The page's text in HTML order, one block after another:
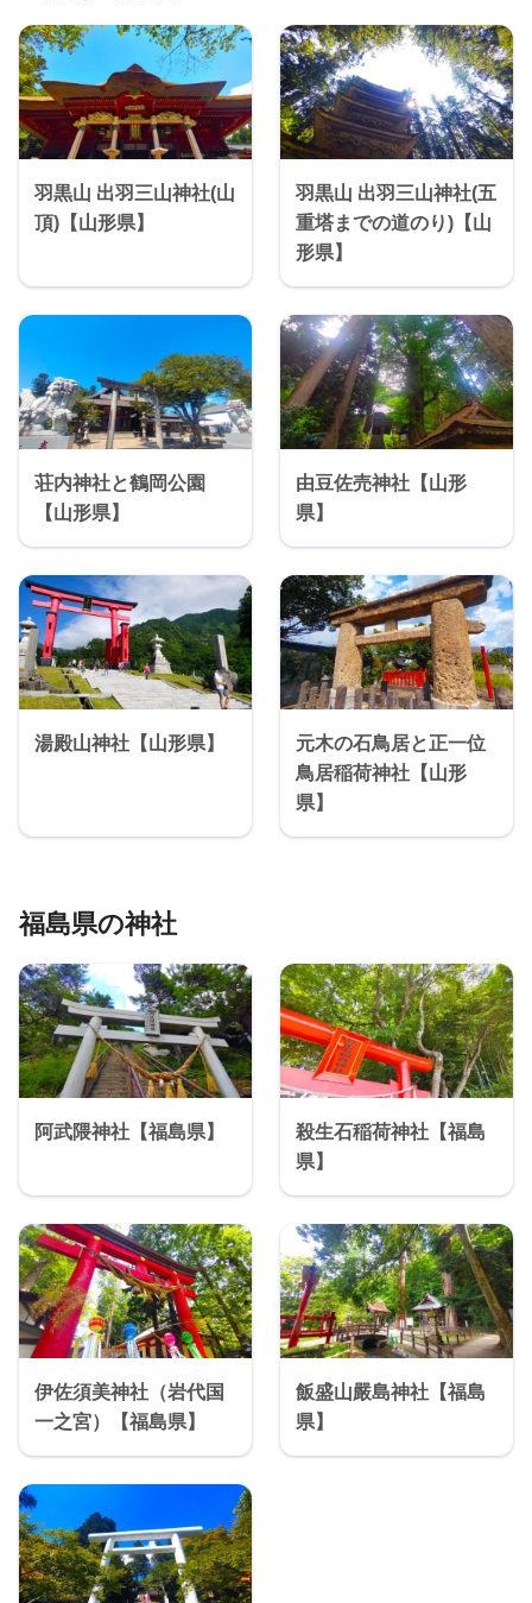
羽黒山 出羽三山神社(山
頂)【山形県】
羽黒山 出羽三山神社(五
重塔までの道のり)【山
形県】
荘内神社と鶴岡公園
【山形県】
由豆佐売神社【山形
県】
湯殿山神社【山形県】
元木の石鳥居と正一位
鳥居稲荷神社【山形
県】
福島県の神社
阿武隈神社【福島県】
殺生石稲荷神社【福島
県】
伊佐須美神社（岩代国
一之宮）【福島県】
飯盛山嚴島神社【福島
県】